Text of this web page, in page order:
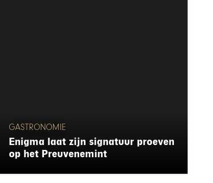
GASTRONOMIE
Enigma laat zijn signatuur proeven
op het Preuvenemint